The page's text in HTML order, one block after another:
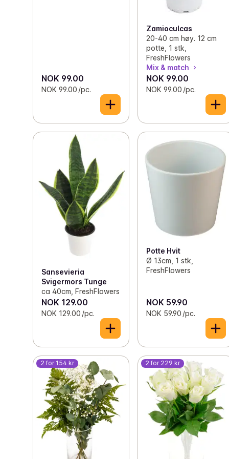
NOK 99.00
NOK 99.00 /pc.
Zamioculcas
20-40 cm høy. 12 cm
potte, 1 stk,
FreshFlowers
Mix & match
NOK 99.00
NOK 99.00 /pc.
Sansevieria
Svigermors Tunge
ca 40cm, FreshFlowers
NOK 129.00
NOK 129.00 /pc.
Potte Hvit
Ø 13cm, 1 stk,
FreshFlowers
NOK 59.90
NOK 59.90 /pc.
2 for 154 kr 2 for 229 kr